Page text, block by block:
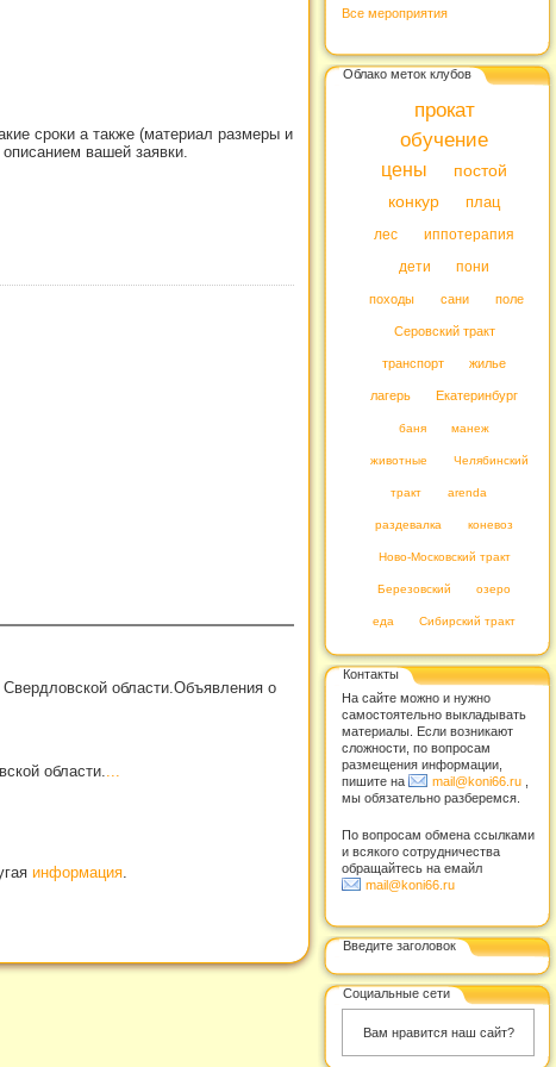
сроки а также (материал размеры и
вашей заявки.
области.Объявления о
области....
информация.
Все мероприятия
Облако меток клубов
прокат
обучение
цены
постой
конкур
плац
лес
иппотерапия
дети
пони
походы сани поле
Серовский тракт
транспорт жилье
лагерь Екатеринбург
баня манеж
животные Челябинский
тракт arenda
раздевалка коневоз
Ново-Московский тракт
Березовский озеро
еда Сибирский тракт
Контакты
На сайте можно и нужно
самостоятельно выкладывать
материалы. Если возникают
сложности, по вопросам
размещения информации,
пишите на
mail@koni66.ru
мы обязательно разберемся.
По вопросам обмена ссылками
и всякого сотрудничества
обращайтесь на емайл
mail@koni66.ru
Введите заголовок
Социальные сети
Вам нравится наш сайт?